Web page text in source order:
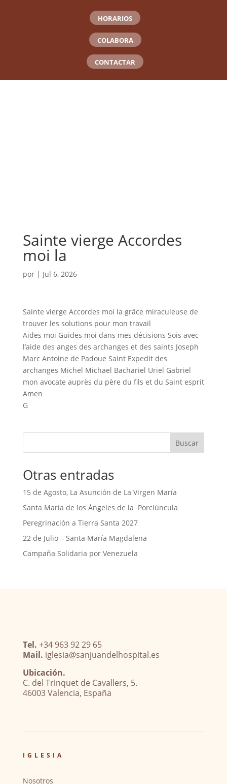
HORARIOS
COLABORA
CONTACTAR
Sainte vierge Accordes
moi la
por | Jul 6, 2026
Sainte vierge Accordes moi la grâce miraculeuse de
trouver les solutions pour mon travail
Aides moi Guides moi dans mes décisions Sois avec
l’aide des anges des archanges et des saints Joseph
Marc Antoine de Padoue Saint Expedit des
archanges Michel Michael Bachariel Uriel Gabriel
mon avocate auprès du père du fils et du Saint esprit
Amen
G
Buscar
Otras entradas
15 de Agosto, La Asunción de La Virgen María
Santa María de los Ángeles de la Porciúncula
Peregrinación a Tierra Santa 2027
22 de Julio – Santa María Magdalena
Campaña Solidaria por Venezuela
Tel. +34 963 92 29 65
Mail. iglesia@sanjuandelhospital.es
Ubicación.
C. del Trinquet de Cavallers, 5.
46003 Valencia, España
IGLESIA
Nosotros